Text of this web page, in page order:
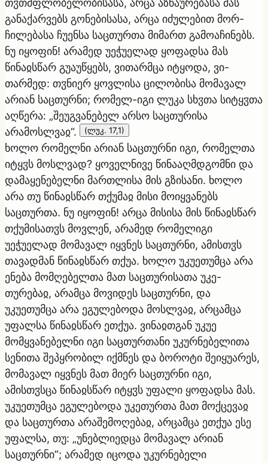
თჳთმფლობელობისასა, არცა აზნაურებასა მას
განაქარვებს გონებისასა, არცა იძულებით მორ-
ჩილებასა ჩუენსა საცთურთა მიმართ გამოაჩინებს.
ნუ იყოფინ! არამედ უეჭუელად ყოფადსა მას
წინაჲსწარ გუაუწყებს, ვითარმცა იტყოდა, ვი-
თარმედ: თჳნიერ ყოვლისა ცილობისა მომავალ
არიან საცთურნი; რომელ-იგი ლუკა სხჳთა სიტყჳთა
აღწერა: „შეუგვანებელ არსო საცთურისა
არამოსლვაჲ“.
(ლუკ. 17,1)
ხოლო რომელნი არიან საცთურნი იგი, რომელთა
იტყჳს მოსლვად? ყოველნივე წინააღმდგომნი და
დამაყენებელნი მართლისა მის გზისანი. ხოლო
არა თუ წინაჲსწარ თქუმაჲ მისი მოიყვანებს
საცთურთა. ნუ იყოფინ! არცა მისისა მის წინაჲსწარ
თქუმისათჳს მოვლენ, არამედ რომელიგი
უეჭუელად მომავალ იყვნეს საცთურნი, ამისთჳს
თავადმან წინაჲსწარ თქუა. ხოლო უკუეთუმცა არა
ენება მომღებელთა მათ საცთურისათა უკე-
თურებაჲ, არამცა მოვიდეს საცთურნი, და
უკუეთუმცა არა ეგულებოდა მოსლვაჲ, არცამცა
უფალსა წინაჲსწარ ეთქუა. ვინაჲთგან უკუე
მომყვანებელნი იგი საცთურთანი უკურნებელითა
სენითა შეპყრობილ იქმნეს და ბოროტი შეიყუარეს,
მომავალ იყვნეს მათ მიერ საცთურნი იგი,
ამისთჳსცა წინაჲსწარ იტყჳს უფალი ყოფადსა მას.
უკუეთუმცა ეგულებოდა უკეთურთა მათ მოქცევაჲ
და საცთურთა არაშემოღებაჲ, არცამცა ეთქუა ესე
უფალსა, თუ: „უნებლიედცა მომავალ არიან
საცთურნი“; არამედ იცოდა უკურნებელი